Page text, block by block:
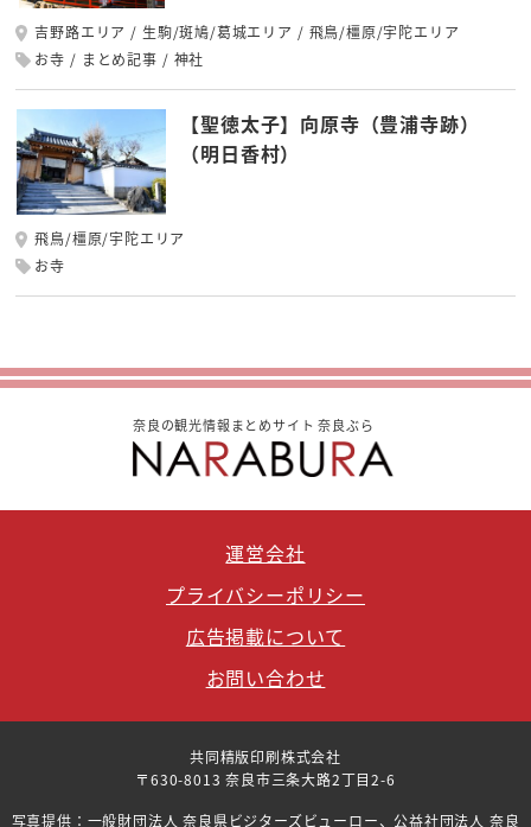
吉野路エリア 生駒/斑鳩/葛城エリア
飛鳥/橿原/宇陀エリア
お寺
まとめ記事 神社
【聖徳太子】向原寺（豊浦寺跡）
（明日香村）
飛鳥/橿原/宇陀エリア
お寺
奈良の観光情報まとめサイト 奈良ぶら
運営会社
プライバシーポリシー
広告掲載について
お問い合わせ
共同精版印刷株式会社
〒630-8013 奈良市三条大路2丁目2-6
写真提供：一般財団法人 奈良県ビジターズビューロー、公益社団法人 奈良